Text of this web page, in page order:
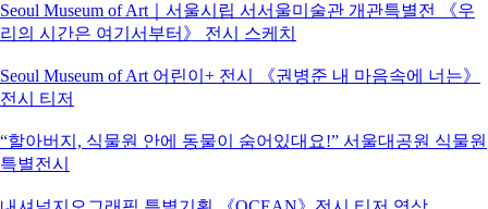
Seoul Museum of Art｜서울시립 서서울미술관 개관특별전 《우
리의 시간은 여기서부터》 전시 스케치
Seoul Museum of Art 어린이+ 전시 《권병준 내 마음속에 너는》
전시 티저
“할아버지, 식물원 안에 동물이 숨어있대요!” 서울대공원 식물원
특별전시